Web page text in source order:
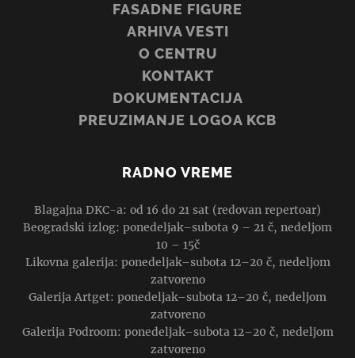
FASADNE FIGURE
ARHIVA VESTI
O CENTRU
KONTAKT
DOKUMENTACIJA
PREUZIMANJE LOGOA KCB
RADNO VREME
Blagajna DKC-a: od 16 do 21 sat (redovan repertoar)
Beogradski izlog: ponedeljak–subota 9 – 21 č, nedeljom
10 – 15č
Likovna galerija: ponedeljak–subota 12–20 č, nedeljom
zatvoreno
Galerija Artget: ponedeljak–subota 12–20 č, nedeljom
zatvoreno
Galerija Podroom: ponedeljak–subota 12–20 č, nedeljom
zatvoreno